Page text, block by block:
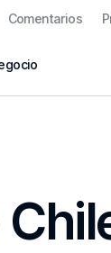
Comentarios